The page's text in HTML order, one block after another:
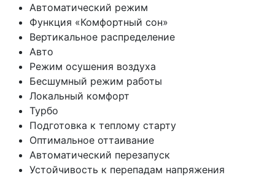
Автоматический режим
Функция «Комфортный сон»
Вертикальное распределение
Авто
Режим осушения воздуха
Бесшумный режим работы
Локальный комфорт
Турбо
Подготовка к теплому старту
Оптимальное оттаивание
Автоматический перезапуск
Устойчивость к перепадам напряжения